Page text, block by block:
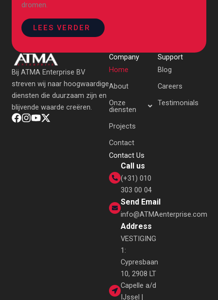
dromen.
LEES VERDER
Bij ATMA Enterprise BV
streven wij naar hoogwaardige
diensten die duurzaam zijn en
blijvende waarde creëren.
Company
Home
About
Onze
diensten
Projects
Contact
Support
Blog
Careers
Testimonials
Contact Us
Call us
(+31) 010
303 00 04
Send Email
info@ATMAenterprise.com
Address
VESTIGING
1:
Cypresbaan
10, 2908 LT
Capelle a/d
IJssel |